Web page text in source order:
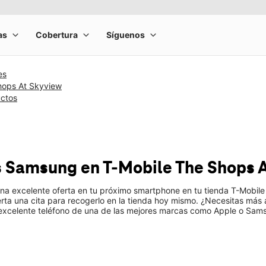
At Skyview
en T-MobileThe Shops
excelente oferta en tu próximo smartphone en tu tienda T-
una cita para recogerlo en la tienda hoy mismo. ¿Necesitas
teléfono de una de las mejores marcas como Apple o